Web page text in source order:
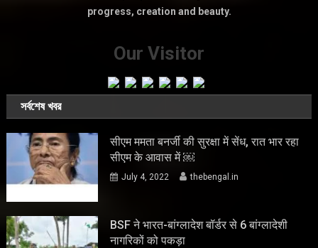
progress, creation and beauty.
Our Visitor
সর্বশেষ খবর
सीएम ममता बनर्जी की सुरक्षा में सेंध, रात भार रहा
सीएम के आवास में ￼
July 4, 2022 thebengal.in
BSF ने भारत-बांग्लादेश बॉर्डर से 6 बांग्लादेशी
नागरिकों को पकड़ा